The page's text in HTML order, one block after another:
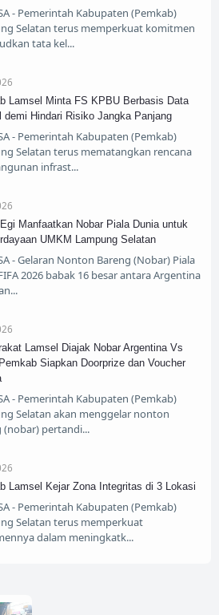
- Pemerintah Kabupaten (Pemkab)
Selatan terus memperkuat komitmen
tata kel
Lamsel Minta FS KPBU Berbasis Data
demi Hindari Risiko Jangka Panjang
- Pemerintah Kabupaten (Pemkab)
Selatan terus mematangkan rencana
infrast
Manfaatkan Nobar Piala Dunia untuk
UMKM Lampung Selatan
- Gelaran Nonton Bareng (Nobar) Piala
2026 babak 16 besar antara Argentina
Lamsel Diajak Nobar Argentina Vs
Siapkan Doorprize dan Voucher
- Pemerintah Kabupaten (Pemkab)
Selatan akan menggelar nonton
(nobar) pertandi
Lamsel Kejar Zona Integritas di 3 Lokasi
- Pemerintah Kabupaten (Pemkab)
Selatan terus memperkuat
dalam meningkatk